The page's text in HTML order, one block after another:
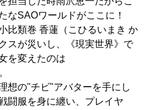
なSAOワールドがここに！
比類巻 香蓮（こひるいまき か
スが災いし、《現実世界》で
を変えたのは
想の"チビ"アバターを手にし
闘服を身に纏い、プレイヤ